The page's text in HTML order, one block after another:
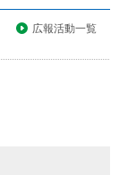
広報活動一覧